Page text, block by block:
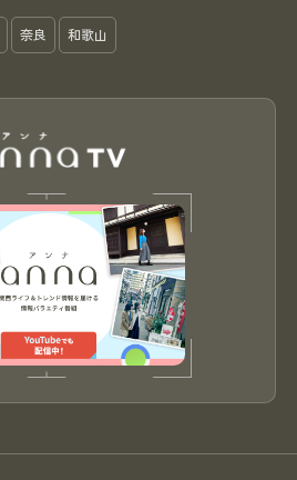
奈良 和歌山